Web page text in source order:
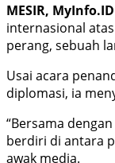
MESIR, MyInfo.ID
internasional
perang, sebuah
Usai acara
diplomasi, ia
“Bersama
berdiri di antara
awak media.